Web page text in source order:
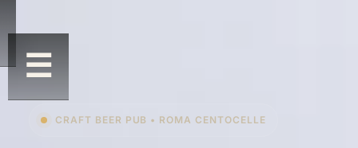
☰
CRAFT BEER PUB • ROMA CENTOCELLE